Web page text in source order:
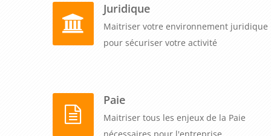
Juridique
Maitriser votre environnement juridique
pour sécuriser votre activité
Paie
Maitriser tous les enjeux de la Paie